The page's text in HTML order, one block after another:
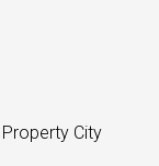
City